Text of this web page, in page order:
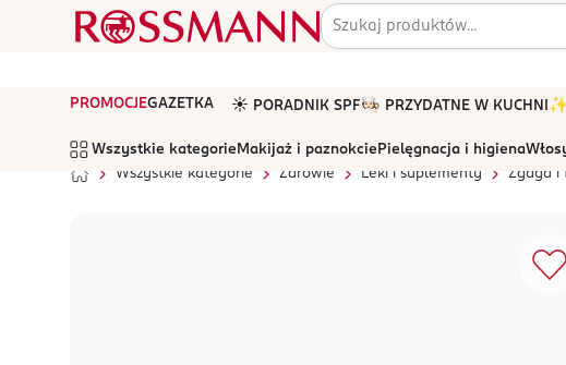
PROMOCJEGAZETKA ☀️ PORADNIK SPF🧑🏻‍🍳 PRZYDATNE W KUCHNI
Wszystkie kategorie Makijaż i paznokcie Pielęgnacja i higiena
Wszystkie kategorie
Zdrowie Leki i suplementy Zgaga i